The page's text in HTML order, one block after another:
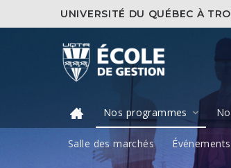
UNIVERSITÉ DU QUÉBEC À
Nos programmes
Salle des marchés Événements